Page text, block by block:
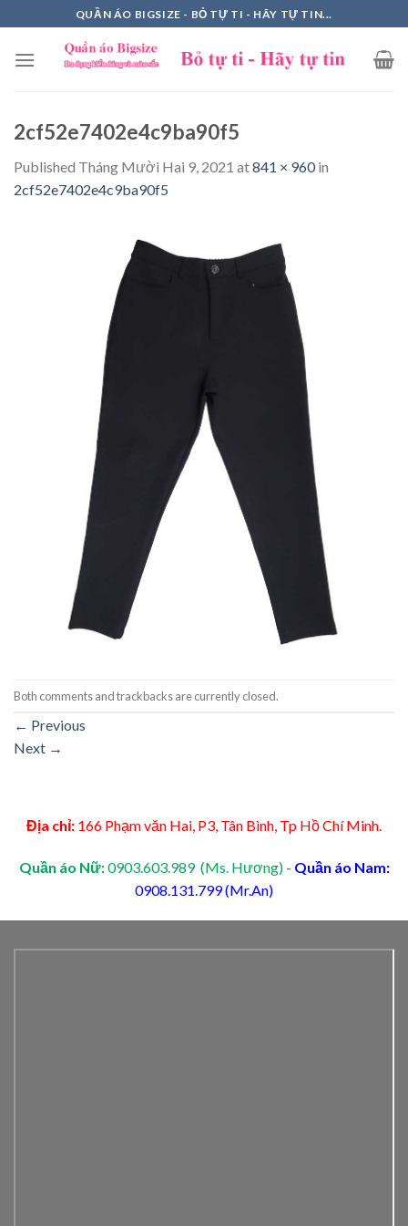
to
content
QUẦN ÁO BIGSIZE - BỎ TỰ TI - HÃY TỰ TIN...
2cf52e7402e4c9ba90f5
Published Tháng Mười Hai 9, 2021 at841 × 960in
2cf52e7402e4c9ba90f5
Both comments and trackbacks are currently closed.
← Previous
Next →
Địa chỉ: 166 Phạm văn Hai, P3, Tân Bình, Tp Hồ Chí Minh.
Quần áo Nữ:0903.603.989 (Ms. Hương) - Quần áo Nam:
0908.131.799 (Mr.An)